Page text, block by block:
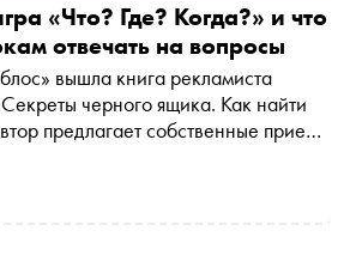
«Что? Где? Когда?» и что
отвечать на вопросы
вышла книга рекламиста
черного ящика. Как найти
предлагает собственные приемы
«Сноб» публикует отрывок